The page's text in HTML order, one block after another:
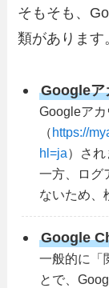
そもそも、
類があります
Googleア
Googleアカ
（https://
hl=ja）され
一方、ログ
ないため、
Google
一般的に「
とで、